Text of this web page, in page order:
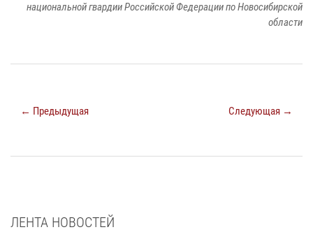
национальной гвардии Российской Федерации по Новосибирской
области
← Предыдущая Следующая →
ЛЕНТА НОВОСТЕЙ